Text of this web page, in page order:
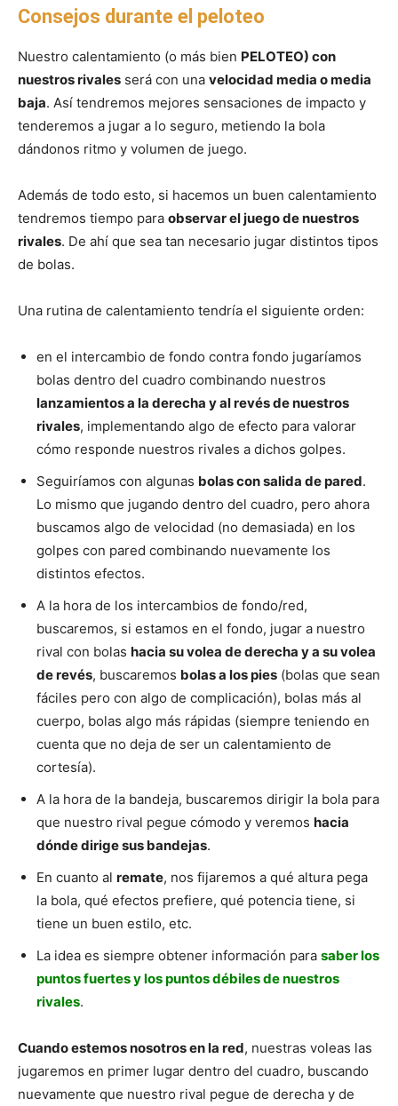
Consejos durante el peloteo
Nuestro calentamiento (o más bien PELOTEO) con
nuestros rivales será con una velocidad media o media
baja. Así tendremos mejores sensaciones de impacto y
tenderemos a jugar a lo seguro, metiendo la bola
dándonos ritmo y volumen de juego.
Además de todo esto, si hacemos un buen calentamiento
tendremos tiempo para observar el juego de nuestros
rivales. De ahí que sea tan necesario jugar distintos tipos
de bolas.
Una rutina de calentamiento tendría el siguiente orden:
en el intercambio de fondo contra fondo jugaríamos
bolas dentro del cuadro combinando nuestros
lanzamientos a la derecha y al revés de nuestros
rivales, implementando algo de efecto para valorar
cómo responde nuestros rivales a dichos golpes.
Seguiríamos con algunas bolas con salida de pared.
Lo mismo que jugando dentro del cuadro, pero ahora
buscamos algo de velocidad (no demasiada) en los
golpes con pared combinando nuevamente los
distintos efectos.
A la hora de los intercambios de fondo/red,
buscaremos, si estamos en el fondo, jugar a nuestro
rival con bolas hacia su volea de derecha y a su volea
de revés, buscaremos bolas a los pies (bolas que sean
fáciles pero con algo de complicación), bolas más al
cuerpo, bolas algo más rápidas (siempre teniendo en
cuenta que no deja de ser un calentamiento de
cortesía).
A la hora de la bandeja, buscaremos dirigir la bola para
que nuestro rival pegue cómodo y veremos hacia
dónde dirige sus bandejas.
En cuanto al remate, nos fijaremos a qué altura pega
la bola, qué efectos prefiere, qué potencia tiene, si
tiene un buen estilo, etc.
La idea es siempre obtener información para saber los
puntos fuertes y los puntos débiles de nuestros
rivales.
Cuando estemos nosotros en la red, nuestras voleas las
jugaremos en primer lugar dentro del cuadro, buscando
nuevamente que nuestro rival pegue de derecha y de